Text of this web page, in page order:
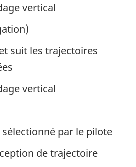
vertical
suit les trajectoires
vertical
par le pilote
de trajectoire